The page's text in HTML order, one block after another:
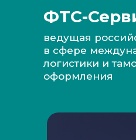
ведущая
в сфере
логистики и
оформления
ФТС-